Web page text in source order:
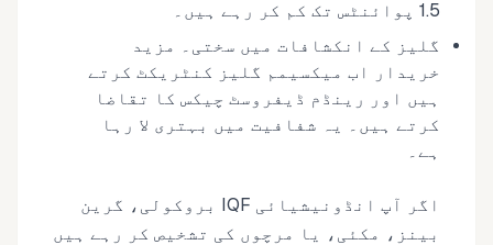
1.5 پوائنٹس تک کم کر رہے ہیں۔
گلیز کے انکشافات میں سختی۔ مزید
خریدار اب میکسیمم گلیز کنٹریکٹ کرتے
ہیں اور رینڈم ڈیفروسٹ چیکس کا تقاضا
کرتے ہیں۔ یہ شفافیت میں بہتری لا رہا
ہے۔
اگر آپ انڈونیشیائی IQF بروکولی، گرین
بینز، مکئی، یا مرچوں کی تشخیص کر رہے ہیں